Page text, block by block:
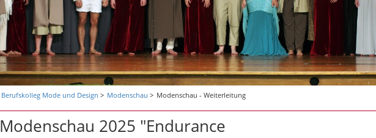
Berufskolleg Mode und Design Modenschau Modenschau - Weiterleitung
Modenschau 2025 "Endurance